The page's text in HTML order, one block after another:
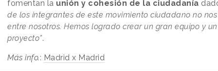
fomentan la unión y cohesión de la ciudadanía
de los integrantes de este movimiento ciudadano no
entre nosotros. Hemos logrado crear un gran equipo y
proyecto”.
Más info.: Madrid x Madrid